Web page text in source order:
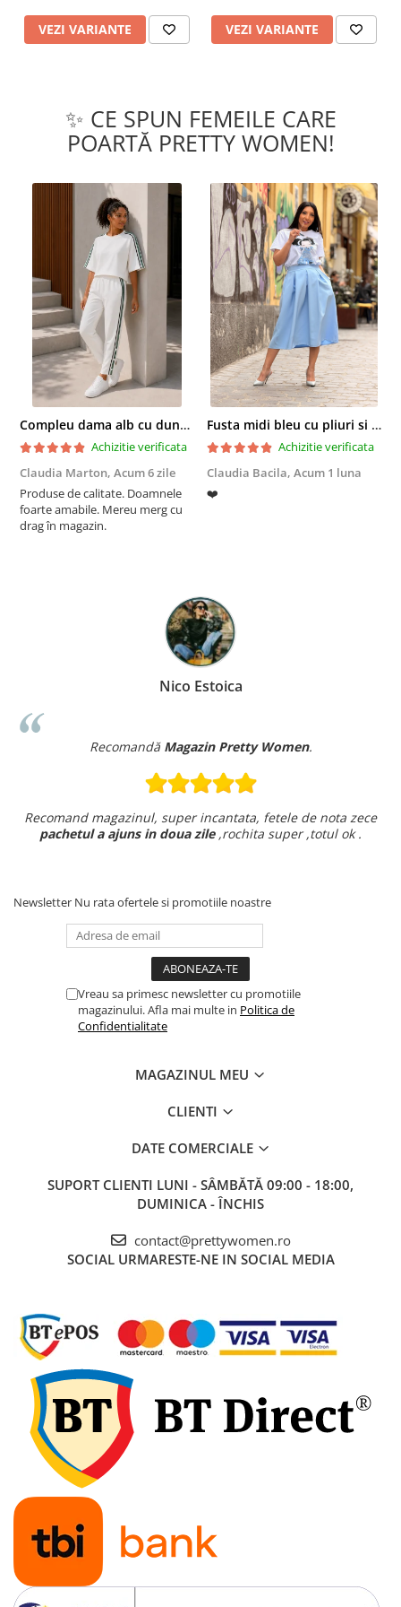
VEZI VARIANTE VEZI VARIANTE
✨ CE SPUN FEMEILE CARE
POARTĂ PRETTY WOMEN!
Compleu dama alb cu dungi laterale in nuante de verde si negru
Achizitie verificata
Claudia Marton, Acum 6 zile
Produse de calitate. Doamnele
foarte amabile. Mereu merg cu
drag în magazin.
Fusta midi bleu cu pliuri si buzunare
Achizitie verificata
Claudia Bacila, Acum 1 luna
❤️
Nico Estoica
Recomandă Magazin Pretty Women.
Recomand magazinul, super incantata, fetele de nota zece
pachetul a ajuns in doua zile,rochita super ,totul ok .
Newsletter Nu rata ofertele si promotiile noastre
Vreau sa primesc newsletter cu promotiile
magazinului. Afla mai multe in Politica de
Confidentialitate
MAGAZINUL MEU
CLIENTI
DATE COMERCIALE
SUPORT CLIENTI LUNI - SÂMBĂTĂ 09:00 - 18:00,
DUMINICA - ÎNCHIS
contact@prettywomen.ro
SOCIAL URMARESTE-NE IN SOCIAL MEDIA